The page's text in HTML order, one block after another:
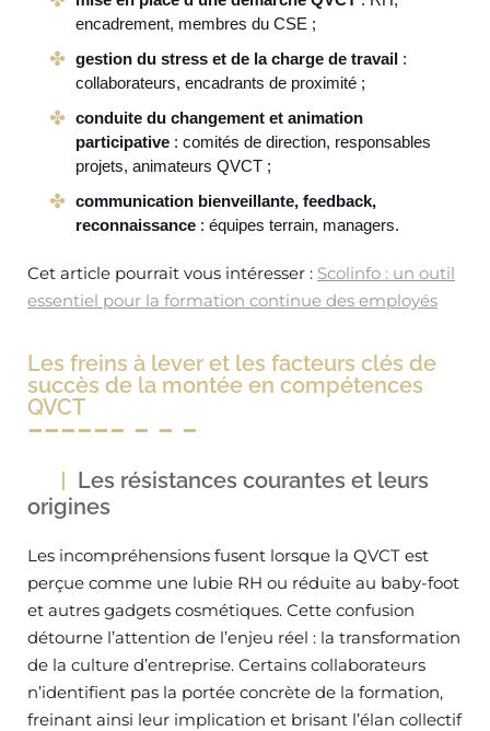
encadrement, membres du CSE ;
gestion du stress et de la charge de travail :
collaborateurs, encadrants de proximité ;
conduite du changement et animation
participative : comités de direction, responsables
projets, animateurs QVCT ;
communication bienveillante, feedback,
reconnaissance : équipes terrain, managers.
Cet article pourrait vous intéresser : Scolinfo : un outil
essentiel pour la formation continue des employés
Les freins à lever et les facteurs clés de
succès de la montée en compétences
QVCT
Les résistances courantes et leurs
origines
Les incompréhensions fusent lorsque la QVCT est
perçue comme une lubie RH ou réduite au baby-foot
et autres gadgets cosmétiques. Cette confusion
détourne l’attention de l’enjeu réel : la transformation
de la culture d’entreprise. Certains collaborateurs
n’identifient pas la portée concrète de la formation,
freinant ainsi leur implication et brisant l’élan collectif